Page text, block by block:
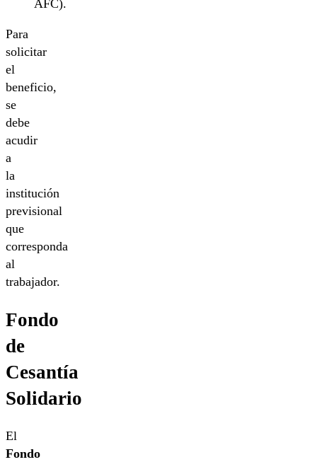
AFC).
Para
solicitar
el
beneficio,
se
debe
acudir
a
la
institución
previsional
que
corresponda
al
trabajador.
Fondo
de
Cesantía
Solidario
El
Fondo